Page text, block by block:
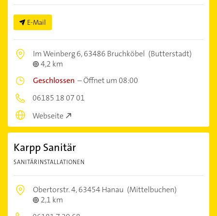
E-Mail
Im Weinberg 6,63486 Bruchköbel (Butterstadt)
4,2 km
Geschlossen –Öffnet um 08:00
06185 18 07 01
Webseite
Karpp Sanitär
SANITÄRINSTALLATIONEN
Obertorstr. 4,63454 Hanau (Mittelbuchen)
2,1 km